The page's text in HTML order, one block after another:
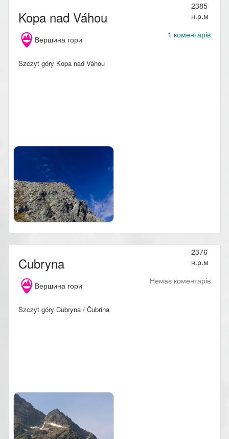
Kopa nad Váhou
2385
н.р.м
Вершина гори
1 коментарів
Szczyt góry Kopa nad Váhou
Cubryna
2376
н.р.м
Вершина гори
Немає коментарів
Szczyt góry Cubryna / Čubrina